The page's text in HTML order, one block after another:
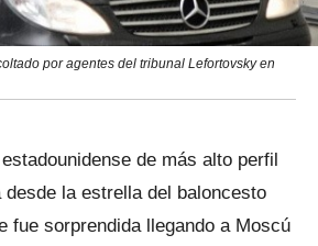
por agentes del tribunal Lefortovsky en
de más alto perfil
desde la estrella del baloncesto
fue sorprendida llegando a Moscú